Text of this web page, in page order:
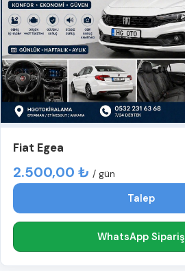
Fiat Egea
2.500,00 ₺ / gün
Talep
WhatsApp Sipariş